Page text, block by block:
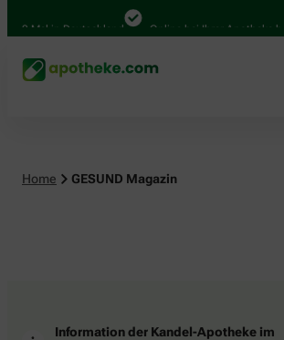
Mal in Deutschland Online bei Ihrer Apotheke
Home GESUND Magazin
Information der Kandel-Apotheke im